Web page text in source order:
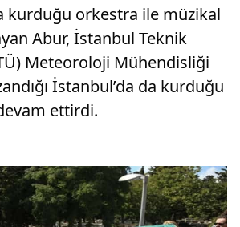
kurduğu orkestra ile müzikal
Abur, İstanbul Teknik
Meteoroloji Mühendisliği
İstanbul’da da kurduğu
ettirdi.